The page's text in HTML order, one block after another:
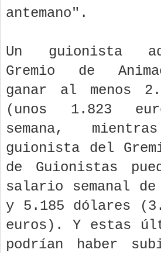
antemano".
Un guionista
Gremio de
ganar al menos
(unos 1.823
semana,
guionista del
de Guionistas
salario semanal
y 5.185 dólares
euros). Y estas
podrían haber